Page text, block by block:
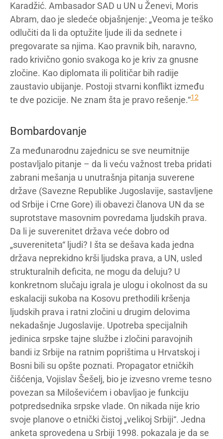
Karadžić. Ambasador SAD u UN u Ženevi, Moris
Abram, dao je sledeće objašnjenje: „Veoma je teško
odlučiti da li da optužite ljude ili da sednete i
pregovarate sa njima. Kao pravnik bih, naravno,
rado krivično gonio svakoga ko je kriv za gnusne
zločine. Kao diplomata ili političar bih radije
zaustavio ubijanje. Postoji stvarni konflikt između
te dve pozicije. Ne znam šta je pravo rešenje.“12
Bombardovanje
Za međunarodnu zajednicu se sve neumitnije
postavljalo pitanje – da li veću važnost treba pridati
zabrani mešanja u unutrašnja pitanja suverene
države (Savezne Republike Jugoslavije, sastavljene
od Srbije i Crne Gore) ili obavezi članova UN da se
suprotstave masovnim povredama ljudskih prava.
Da li je suverenitet država veće dobro od
„suvereniteta“ ljudi? I šta se dešava kada jedna
država neprekidno krši ljudska prava, a UN, usled
strukturalnih deficita, ne mogu da deluju? U
konkretnom slučaju igrala je ulogu i okolnost da su
eskalaciji sukoba na Kosovu prethodili kršenja
ljudskih prava i ratni zločini u drugim delovima
nekadašnje Jugoslavije. Upotreba specijalnih
jedinica srpske tajne službe i zločini paravojnih
bandi iz Srbije na ratnim poprištima u Hrvatskoj i
Bosni bili su opšte poznati. Propagator etničkih
čišćenja, Vojislav Šešelj, bio je izvesno vreme tesno
povezan sa Miloševićem i obavljao je funkciju
potpredsednika srpske vlade. On nikada nije krio
svoje planove o etnički čistoj „velikoj Srbiji“. Jedna
anketa sprovedena u Srbiji 1998. pokazala je da se